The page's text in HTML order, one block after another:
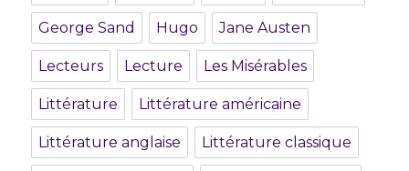
George Sand Hugo Jane Austen
Lecteurs Lecture Les Misérables
Littérature Littérature américaine
Littérature anglaise Littérature classique